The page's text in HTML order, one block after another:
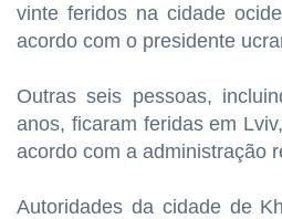
vinte feridos na cidade
acordo com o presidente
Outras seis pessoas,
anos, ficaram feridas em
acordo com a administração
Autoridades da cidade de